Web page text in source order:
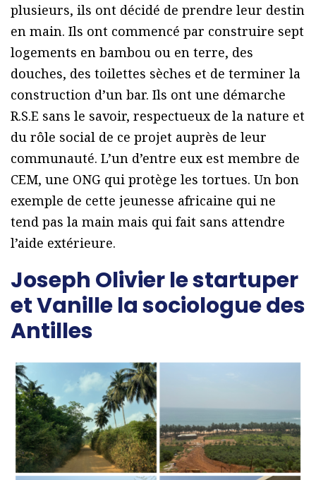
plusieurs, ils ont décidé de prendre leur destin
en main. Ils ont commencé par construire sept
logements en bambou ou en terre, des
douches, des toilettes sèches et de terminer la
construction d’un bar. Ils ont une démarche
R.S.E sans le savoir, respectueux de la nature et
du rôle social de ce projet auprès de leur
communauté. L’un d’entre eux est membre de
CEM, une ONG qui protège les tortues. Un bon
exemple de cette jeunesse africaine qui ne
tend pas la main mais qui fait sans attendre
l’aide extérieure.
Joseph Olivier le startuper
et Vanille la sociologue des
Antilles